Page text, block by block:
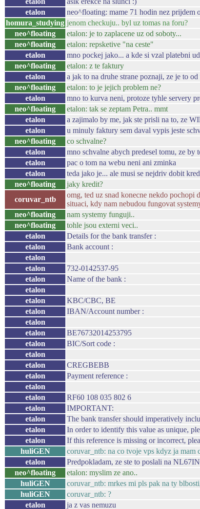
etalon
neo^floating: mame 71 hodin nez prijdem
homura_studying jenom checkuju.. byl uz tomas na foru?
neo^floating
etalon: je to zaplacene uz od soboty...
neo^floating
etalon: repsketive "na ceste"
etalon
mno pockej jako... a kde si vzal platebni
neo^floating
etalon: z te faktury
etalon
a jak to na druhe strane poznaji, ze je to od
neo^floating
etalon: to je jejich problem ne?
etalon
mno to kurva neni, protoze tyhle servery
neo^floating
etalon: tak se zeptam Petra.. mmt
etalon
a zajimalo by me, jak ste prisli na to, ze
etalon
u minuly faktury sem daval vypis jeste
neo^floating
co schvalne?
etalon
mno schvalne abych predesel tomu, ze by
etalon
pac o tom na webu neni ani zminka
etalon
teda jako je... ale musi se nejdriv dobit
neo^floating
jaky kredit?
coruvar_ntb
omg, ted uz snad konecne nekdo pochopi
situaci, kdy nam nebudou fungovat
neo^floating
nam systemy funguji..
neo^floating
tohle jsou externi veci..
etalon
Details for the bank transfer :
etalon
Bank account :
etalon
etalon
732-0142537-95
etalon
Name of the bank :
etalon
etalon
KBC/CBC, BE
etalon
IBAN/Account number :
etalon
etalon
BE76732014253795
etalon
BIC/Sort code :
etalon
etalon
CREGBEBB
etalon
Payment reference :
etalon
etalon
RF60 108 035 802 6
etalon
IMPORTANT:
etalon
The bank transfer should imperatively
etalon
In order to identify this value as unique,
etalon
If this reference is missing or incorrect,
huliGEN
coruvar_ntb: na co tvoje vps kdyz ja mam
etalon
Predpokladam, ze ste to poslali na
neo^floating
etalon: myslim ze ano..
huliGEN
coruvar_ntb: mrkes mi pls pak na ty
huliGEN
coruvar_ntb: ?
etalon
ja z vas nemuzu